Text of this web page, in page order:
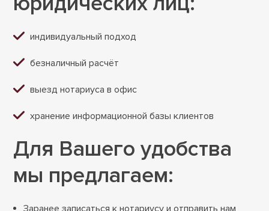
индивидуальный подход
безналичный расчёт
выезд нотариуса в офис
хранение информационной базы клиентов
Для Вашего удобства
мы предлагаем: